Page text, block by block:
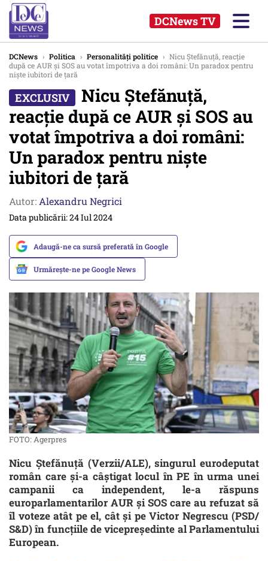
DCNews TV
DCNews › Politica › Personalități politice › Nicu Ștefănuță, reacție
după ce AUR și SOS au votat împotriva a doi români: Un paradox pentru
niște iubitori de țară
Nicu Ștefănuță,
reacție după ce AUR și SOS au
votat împotriva a doi români:
Un paradox pentru niște
iubitori de țară
Autor: Alexandru Negrici
Data publicării: 24 Iul 2024
Adaugă-ne ca sursă preferată în Google
Urmărește-ne pe Google News
FOTO: Agerpres
Nicu Ștefănuță (Verzii/ALE), singurul eurodeputat
român care și-a câștigat locul în PE în urma unei
campanii ca independent, le-a răspuns
europarlamentarilor AUR și SOS care au refuzat să
îl voteze atât pe el, cât și pe Victor Negrescu (PSD/
S&D) în funcțiile de vicepreședinte al Parlamentului
European.